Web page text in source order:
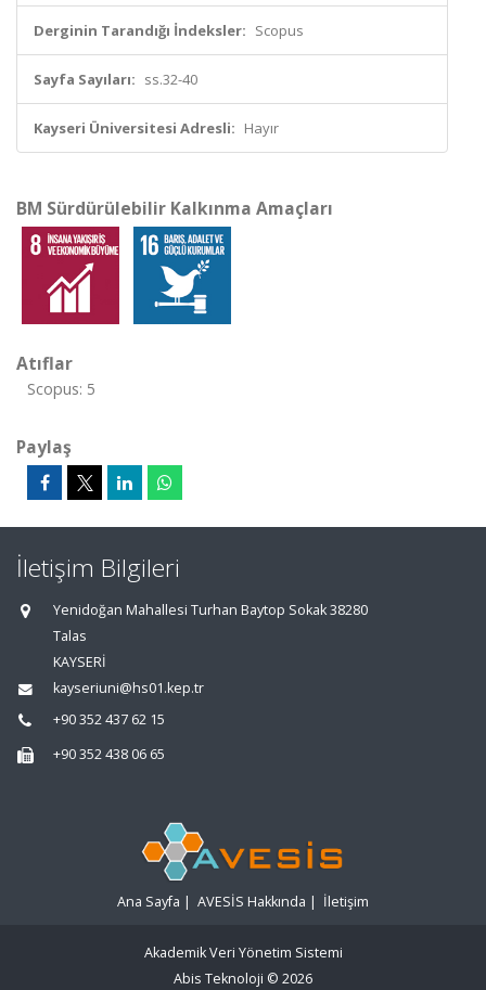
Derginin Tarandığı İndeksler: Scopus
Sayfa Sayıları: ss.32-40
Kayseri Üniversitesi Adresli: Hayır
BM Sürdürülebilir Kalkınma Amaçları
Atıflar
Scopus: 5
Paylaş
İletişim Bilgileri
Yenidoğan Mahallesi Turhan Baytop Sokak 38280
Talas
KAYSERİ
kayseriuni@hs01.kep.tr
+90 352 437 62 15
+90 352 438 06 65
Ana Sayfa | AVESİS Hakkında | İletişim
Akademik Veri Yönetim Sistemi
Abis Teknoloji © 2026